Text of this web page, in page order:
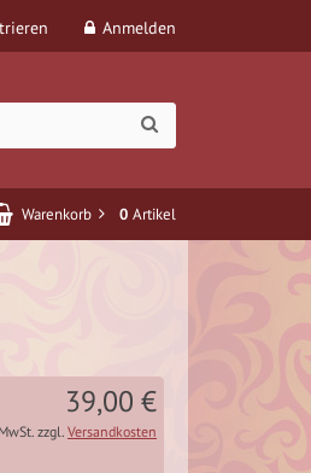
Anmelden
Warenkorb 0 Artikel
39,00 €
zzgl. Versandkosten